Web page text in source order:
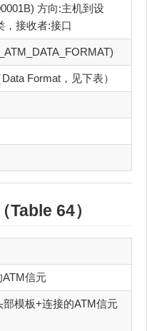
方向:主机到设
，接收者:接口
Format，见下表）
64）
ATM信元
部模板+连接的ATM信元